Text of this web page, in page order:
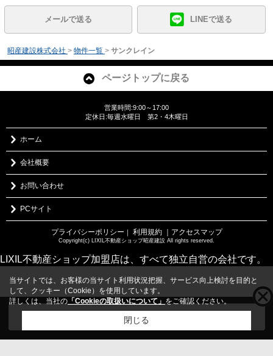
メールで送る LINEで送る
昭産建設株式会社 > 物件一覧 > サンクレイン
ページトップに戻る
営業時間:9:00～17:00
定休日:毎週水曜日 第2・4木曜日
ホーム
会社概要
お問い合わせ
PCサイト
プライバシーポリシー ｜ 利用規約 ｜アクセスマップ
Copyright(c) LIXIL不動産ショップ昭産建設 All rights reserved.
LIXIL不動産ショップ加盟店は、すべて独立自営の会社です。
こちらの物件をご覧の方にお勧めな物件
当サイトでは、お客様の当サイト利用状況把握、サービス向上検討を目的と
して、クッキー（Cookie）を使用しています。
詳しくは、当社の 「Cookieの取扱いについて」 をご確認ください。
閉じる